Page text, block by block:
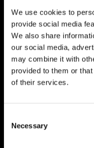
We use cookies to
provide social media
We also share
our social media,
may combine it with
provided to them or
of their services.
Necessary